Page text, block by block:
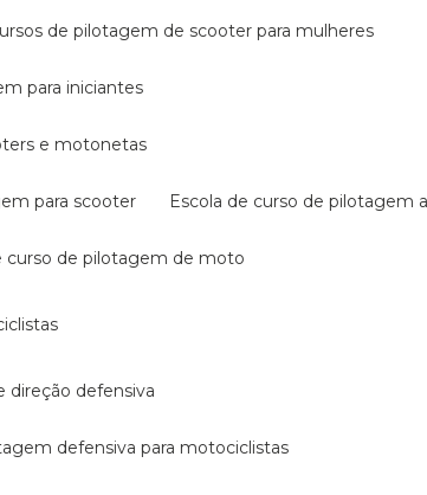
de pilotagem de scooter para mulheres
para iniciantes
e motonetas
para scooter escola de curso de pilotagem
curso de pilotagem de moto
direção defensiva
defensiva para motociclistas